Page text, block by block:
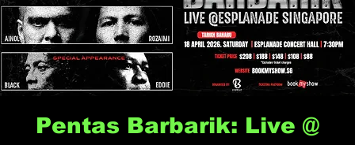
Pentas Barbarik: Live @